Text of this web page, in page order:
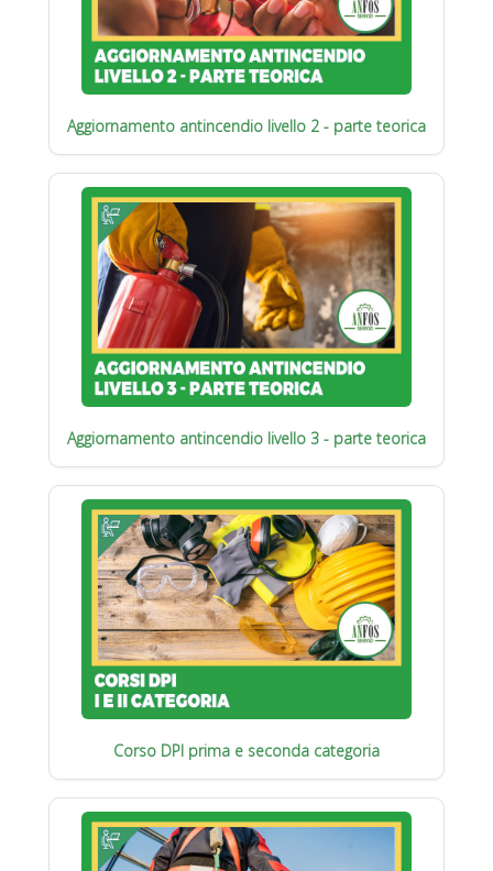
Aggiornamento antincendio livello 2 - parte teorica
Aggiornamento antincendio livello 3 - parte teorica
Corso DPI prima e seconda categoria